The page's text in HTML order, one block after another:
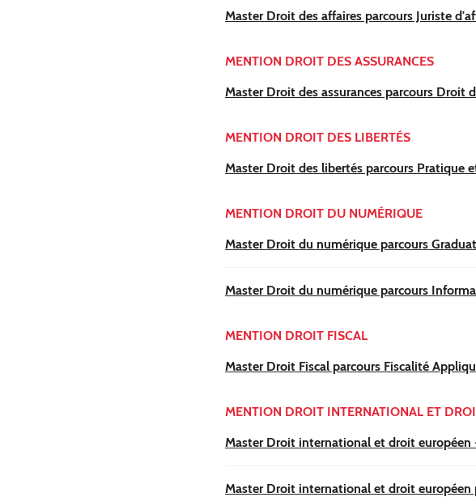
Master Droit des affaires parcours Juriste
MENTION DROIT DES ASSURANCES
Master Droit des assurances parcours Droit
MENTION DROIT DES LIBERTÉS
Master Droit des libertés parcours Pratique
MENTION DROIT DU NUMÉRIQUE
Master Droit du numérique parcours
Master Droit du numérique parcours
MENTION DROIT FISCAL
Master Droit Fiscal parcours Fiscalité
MENTION DROIT INTERNATIONAL ET
Master Droit international et droit
Master Droit international et droit